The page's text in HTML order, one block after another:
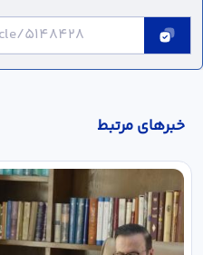
خبر‌های مرتبط